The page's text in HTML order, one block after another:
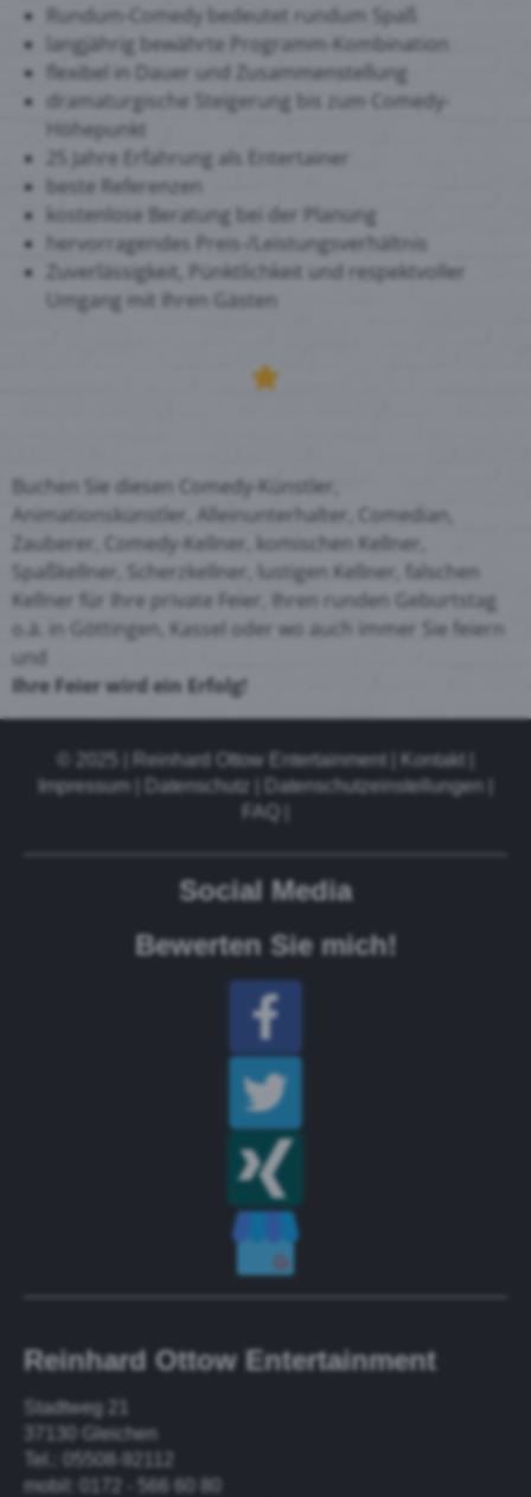
Rundum-Comedy bedeutet rundum Spaß
langjährig bewährte Programm-Kombination
flexibel in Dauer und Zusammenstellung
dramaturgische Steigerung bis zum Comedy-
Höhepunkt
25 Jahre Erfahrung als Entertainer
beste Referenzen
kostenlose Beratung bei der Planung
hervorragendes Preis-/Leistungsverhältnis
Zuverlässigkeit, Pünktlichkeit und respektvoller
Umgang mit Ihren Gästen
Buchen Sie diesen Comedy-Künstler,
Animationskünstler, Alleinunterhalter, Comedian,
Zauberer, Comedy-Kellner, komischen Kellner,
Spaßkellner, Scherzkellner, lustigen Kellner, falschen
Kellner für Ihre private Feier, Ihren runden Geburtstag
o.ä. in Göttingen, Kassel oder wo auch immer Sie feiern
und
Ihre Feier wird ein Erfolg!
© 2025 | Reinhard Ottow Entertainment | Kontakt
Impressum
| Datenschutz | Datenschutzeinstellungen
FAQ
Social Media
Bewerten Sie mich!
Reinhard Ottow Entertainment
Stadtweg 21
37130 Gleichen
Tel.: 05508-92112
mobil: 0172 - 566 60 80